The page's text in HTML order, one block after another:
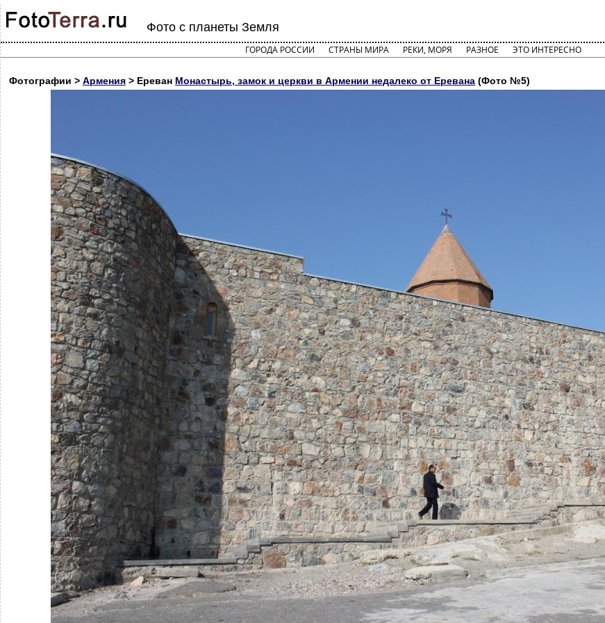
Фото с планеты Земля
ГОРОДА РОССИИ СТРАНЫ МИРА РЕКИ, МОРЯ РАЗНОЕ ЭТО ИНТЕРЕСНО
Фотографии > Армения > Ереван Монастырь, замок и церкви в Армении недалеко от Еревана (Фото №5)